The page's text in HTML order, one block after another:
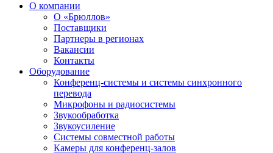
О компании
О «Брюллов»
Поставщики
Партнеры в регионах
Вакансии
Контакты
Оборудование
Конференц-системы и системы синхронного
перевода
Микрофоны и радиосистемы
Звукообработка
Звукоусиление
Системы совместной работы
Камеры для конференц-залов